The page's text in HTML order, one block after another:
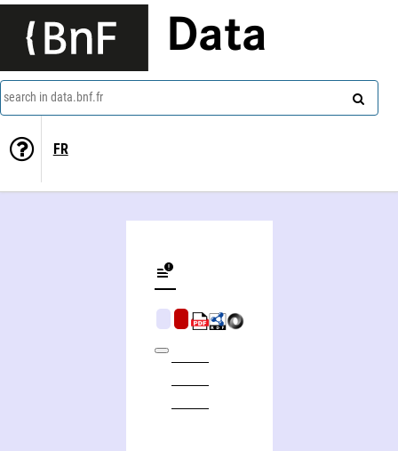
Data
search in data.bnf.fr
FR